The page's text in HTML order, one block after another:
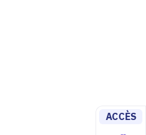
ACCÈS